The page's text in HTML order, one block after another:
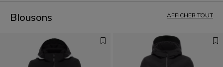
Blousons AFFICHER TOUT